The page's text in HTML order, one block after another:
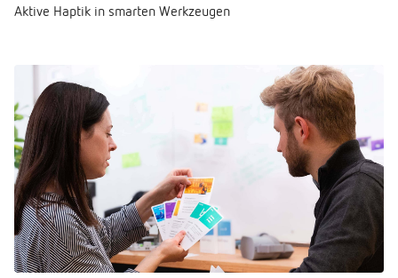
Aktive Haptik in smarten Werkzeugen